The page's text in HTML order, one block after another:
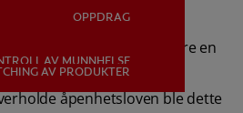
OPPDRAG
AV MUNNHELSE
AV PRODUKTER
AS er pålagt å offentliggjøre en
etter
åpenhetsloven ble dette